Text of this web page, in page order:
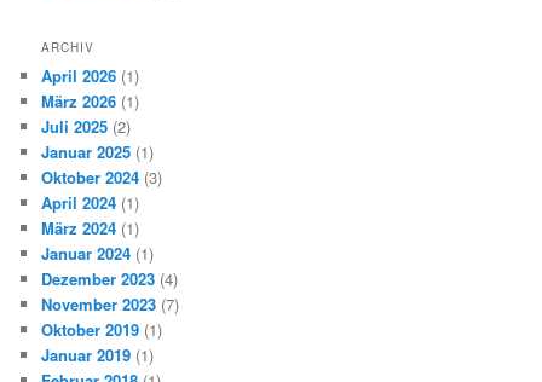
ARCHIV
April 2026 (1)
März 2026 (1)
Juli 2025 (2)
Januar 2025 (1)
Oktober 2024 (3)
April 2024 (1)
März 2024 (1)
Januar 2024 (1)
Dezember 2023 (4)
November 2023 (7)
Oktober 2019 (1)
Januar 2019 (1)